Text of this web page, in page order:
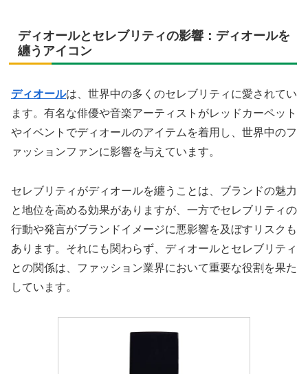
ディオールとセレブリティの影響：ディオールを
纏うアイコン
ディオールは、世界中の多くのセレブリティに愛されてい
ます。有名な俳優や音楽アーティストがレッドカーペット
やイベントでディオールのアイテムを着用し、世界中のフ
ァッションファンに影響を与えています。
セレブリティがディオールを纏うことは、ブランドの魅力
と地位を高める効果がありますが、一方でセレブリティの
行動や発言がブランドイメージに悪影響を及ぼすリスクも
あります。それにも関わらず、ディオールとセレブリティ
との関係は、ファッション業界において重要な役割を果た
しています。